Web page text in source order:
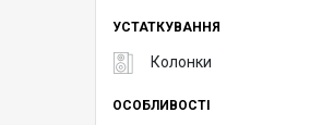
УСТАТКУВАННЯ
Колонки
ОСОБЛИВОСТІ